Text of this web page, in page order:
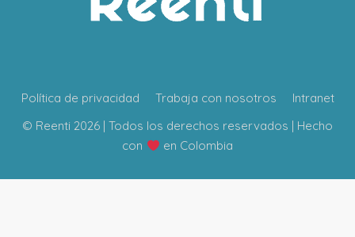
Política de privacidad Trabaja con nosotros
Intranet
© Reenti 2026 | Todos los derechos reservados | Hecho
con
en Colombia